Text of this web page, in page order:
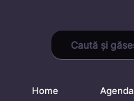
Home Agenda